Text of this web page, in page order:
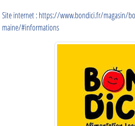
Site internet : https://www.bondici.fr/magasin/
maine/#informations